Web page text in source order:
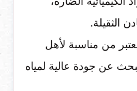
الثقيلة.
من مناسبة لأهل
عن جودة عالية لمياه